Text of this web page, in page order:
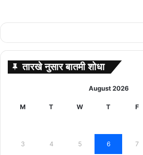
तारखे नुसार बातमी शोधा
August 2026
M T W T F
3 4 5 6 7